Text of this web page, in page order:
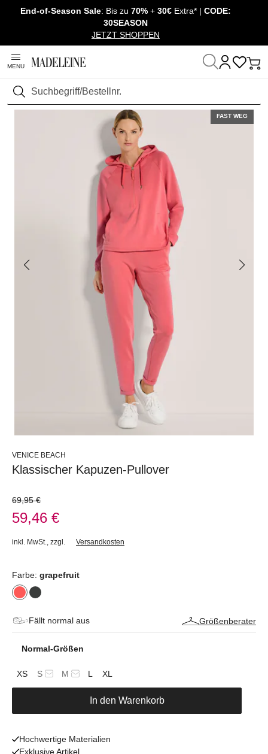
Überspringe Navigation, direkt zum Content
End-of-Season Sale: Bis zu 70% + 30€ Extra* | CODE:
30SEASON
JETZT SHOPPEN
MENU
Suchen
Startseite Mode Sportswear
FAST WEG
VENICE BEACH
Klassischer Kapuzen-Pullover
69,95 €
59,46 €
inkl. MwSt. zzgl. Versandkosten
Farbe: grapefruit
Fällt normal aus Größenberater
Normal-Größen
XS S M L XL
In den Warenkorb
Hochwertige Materialien
Exklusive Artikel